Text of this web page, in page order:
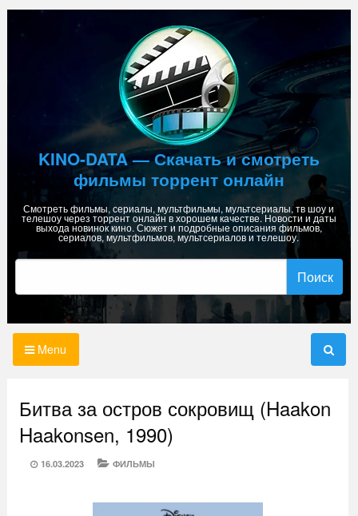
Skip
KINO-DATA — Скачать и смотреть
фильмы торрент онлайн
Смотреть фильмы, сериалы, мультфильмы, мультсериалы, тв шоу и
телешоу через торрент онлайн в хорошем качестве. Новости и даты
выхода новинок кино. Сюжет и подробные описания фильмов,
сериалов, мультфильмов, мультсериалов и телешоу.
Menu
Битва за остров сокровищ (Haakon
Haakonsen, 1990)
POSTED
16.03.2023 CATEGORIES
ФИЛЬМЫ